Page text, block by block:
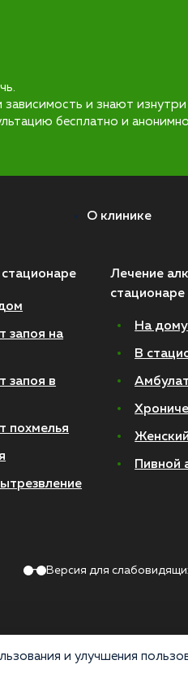
и знают
бесплатно и
О клинике
запоя на
запоя в
похмелья
Лечение
стационаре
На дому
В
Пивной
Версия для
и улучшения